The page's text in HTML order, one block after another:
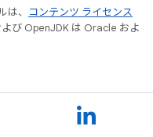
、
コンテンツ ライセンス
び OpenJDK は Oracle およ